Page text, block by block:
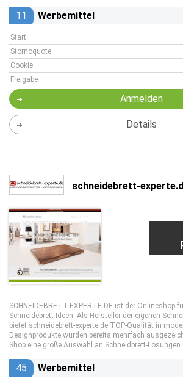
11 Werbemittel
Start
Stornoquote
Cookie
Freigabe
Anmelden
Details
schneidebrett-
SCHNEIDEBRETT-EXPERTE.DE ist der Onlineshop
Schneidebrett-Ideen. Als Hersteller der eigenen
bietet schneidebrett-experte.de TOP-Qualität in
Designprodukte wurden bereits mehrfach
Shop eine große Auswahl an Schneidbrett-Lösungen.
45 Werbemittel